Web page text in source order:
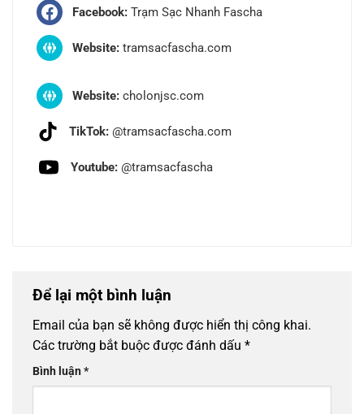
Facebook: Trạm Sạc Nhanh Fascha
Website: tramsacfascha.com
Website: cholonjsc.com
TikTok: @tramsacfascha.com
Youtube: @tramsacfascha
Để lại một bình luận
Email của bạn sẽ không được hiển thị công khai.
Các trường bắt buộc được đánh dấu *
Bình luận*